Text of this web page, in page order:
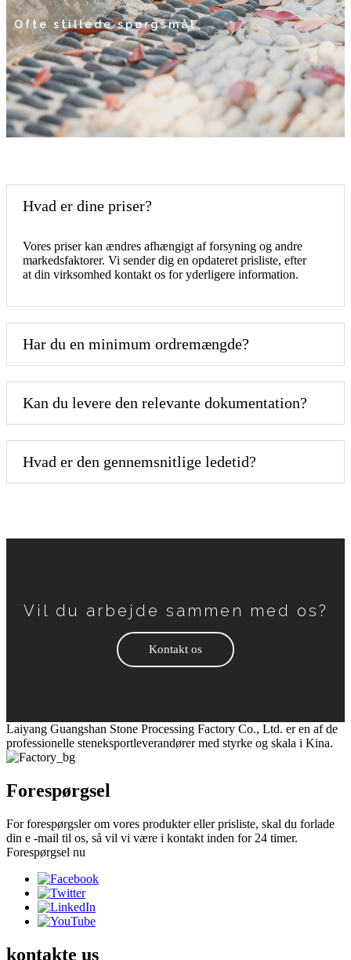
Ofte stillede spørgsmål
Hvad er dine priser?
Vores priser kan ændres afhængigt af forsyning og andre
markedsfaktorer. Vi sender dig en opdateret prisliste, efter
at din virksomhed kontakt os for yderligere information.
Har du en minimum ordremængde?
Kan du levere den relevante dokumentation?
Hvad er den gennemsnitlige ledetid?
Vil du arbejde sammen med os?
Kontakt os
Laiyang Guangshan Stone Processing Factory Co., Ltd. er en af ​​de
professionelle steneksportleverandører med styrke og skala i Kina.
Forespørgsel
For forespørgsler om vores produkter eller prisliste, skal du forlade
din e -mail til os, så vil vi være i kontakt inden for 24 timer.
Forespørgsel nu
kontakte us